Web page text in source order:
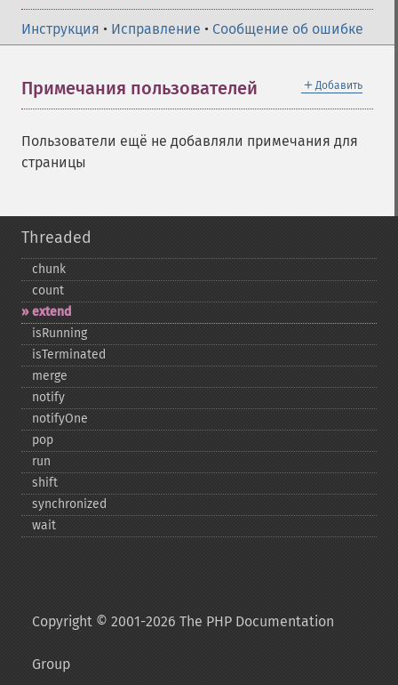
Инструкция • Исправление • Сообщение об ошибке
＋ Добавить
Примечания пользователей
Пользователи ещё не добавляли примечания для
страницы
Threaded
chunk
count
extend
isRunning
isTerminated
merge
notify
notifyOne
pop
run
shift
synchronized
wait
Copyright © 2001-2026 The PHP Documentation
Group